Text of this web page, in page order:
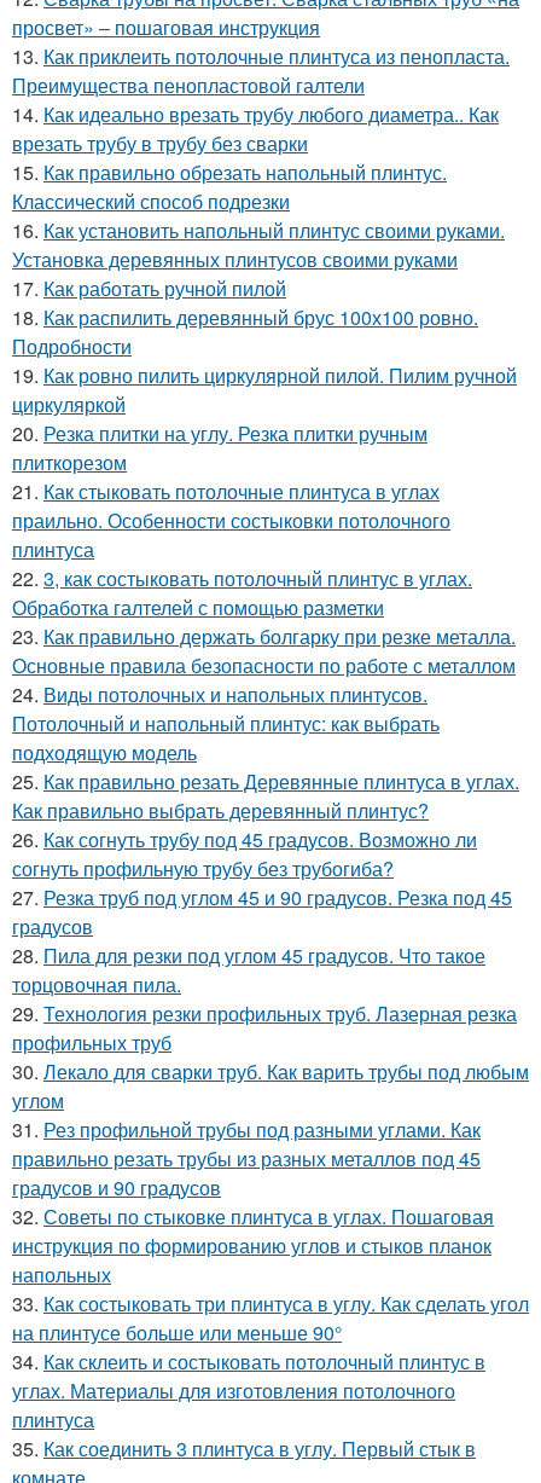
просвет» – пошаговая инструкция
13. Как приклеить потолочные плинтуса из пенопласта.
Преимущества пенопластовой галтели
14. Как идеально врезать трубу любого диаметра.. Как
врезать трубу в трубу без сварки
15. Как правильно обрезать напольный плинтус.
Классический способ подрезки
16. Как установить напольный плинтус своими руками.
Установка деревянных плинтусов своими руками
17. Как работать ручной пилой
18. Как распилить деревянный брус 100х100 ровно.
Подробности
19. Как ровно пилить циркулярной пилой. Пилим ручной
циркуляркой
20. Резка плитки на углу. Резка плитки ручным
плиткорезом
21. Как стыковать потолочные плинтуса в углах
праильно. Особенности состыковки потолочного
плинтуса
22. 3, как состыковать потолочный плинтус в углах.
Обработка галтелей с помощью разметки
23. Как правильно держать болгарку при резке металла.
Основные правила безопасности по работе с металлом
24. Виды потолочных и напольных плинтусов.
Потолочный и напольный плинтус: как выбрать
подходящую модель
25. Как правильно резать Деревянные плинтуса в углах.
Как правильно выбрать деревянный плинтус?
26. Как согнуть трубу под 45 градусов. Возможно ли
согнуть профильную трубу без трубогиба?
27. Резка труб под углом 45 и 90 градусов. Резка под 45
градусов
28. Пила для резки под углом 45 градусов. Что такое
торцовочная пила.
29. Технология резки профильных труб. Лазерная резка
профильных труб
30. Лекало для сварки труб. Как варить трубы под любым
углом
31. Рез профильной трубы под разными углами. Как
правильно резать трубы из разных металлов под 45
градусов и 90 градусов
32. Советы по стыковке плинтуса в углах. Пошаговая
инструкция по формированию углов и стыков планок
напольных
33. Как состыковать три плинтуса в углу. Как сделать угол
на плинтусе больше или меньше 90°
34. Как склеить и состыковать потолочный плинтус в
углах. Материалы для изготовления потолочного
плинтуса
35. Как соединить 3 плинтуса в углу. Первый стык в
комнате